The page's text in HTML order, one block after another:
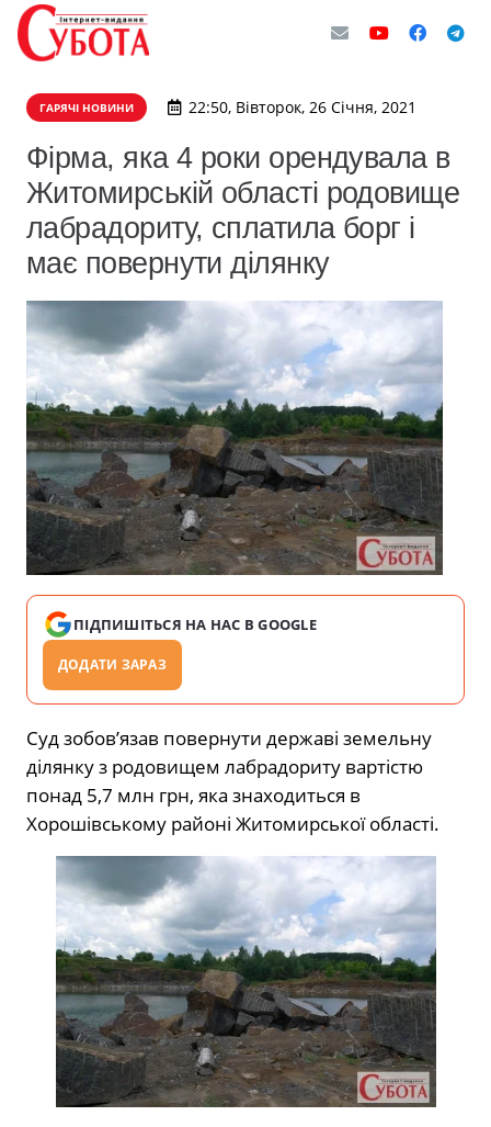
ГАРЯЧІ НОВИНИ 22:50, Вівторок, 26 Січня, 2021
Фірма, яка 4 роки орендувала в
Житомирській області родовище
лабрадориту, сплатила борг і
має повернути ділянку
ПІДПИШІТЬСЯ НА НАС В GOOGLE
ДОДАТИ ЗАРАЗ
Суд зобов’язав повернути державі земельну
ділянку з родовищем лабрадориту вартістю
понад 5,7 млн грн, яка знаходиться в
Хорошівському районі Житомирської області.